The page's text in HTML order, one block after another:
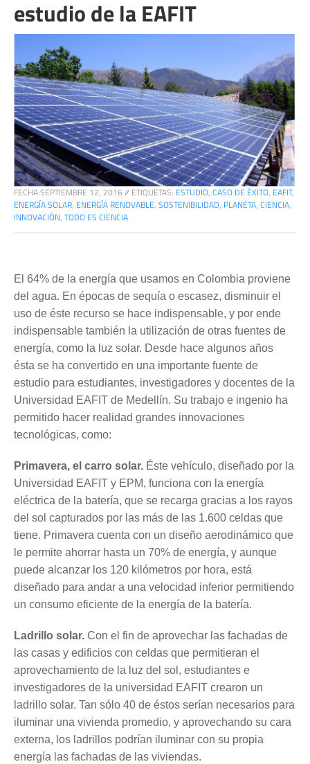
estudio de la EAFIT
FECHA:SEPTIEMBRE 12, 2016 // ETIQUETAS: ESTUDIO, CASO DE ÉXITO, EAFIT,
ENERGÍA SOLAR, ENERGÍA RENOVABLE, SOSTENIBILIDAD, PLANETA, CIENCIA,
INNOVACIÓN, TODO ES CIENCIA
El 64% de la energía que usamos en Colombia proviene
del agua. En épocas de sequía o escasez, disminuir el
uso de éste recurso se hace indispensable, y por ende
indispensable también la utilización de otras fuentes de
energía, como la luz solar. Desde hace algunos años
ésta se ha convertido en una importante fuente de
estudio para estudiantes, investigadores y docentes de la
Universidad EAFIT de Medellín. Su trabajo e ingenio ha
permitido hacer realidad grandes innovaciones
tecnológicas, como:
Primavera, el carro solar. Éste vehículo, diseñado por la
Universidad EAFIT y EPM, funciona con la energía
eléctrica de la batería, que se recarga gracias a los rayos
del sol capturados por las más de las 1.600 celdas que
tiene. Primavera cuenta con un diseño aerodinámico que
le permite ahorrar hasta un 70% de energía, y aunque
puede alcanzar los 120 kilómetros por hora, está
diseñado para andar a una velocidad inferior permitiendo
un consumo eficiente de la energía de la batería.
Ladrillo solar. Con el fin de aprovechar las fachadas de
las casas y edificios con celdas que permitieran el
aprovechamiento de la luz del sol, estudiantes e
investigadores de la universidad EAFIT crearon un
ladrillo solar. Tan sólo 40 de éstos serían necesarios para
iluminar una vivienda promedio, y aprovechando su cara
externa, los ladrillos podrían iluminar con su propia
energía las fachadas de las viviendas.